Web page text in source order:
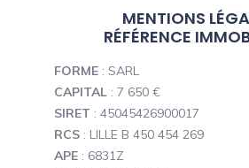
MENTIONS
RÉFÉRENCE
FORME : SARL
CAPITAL : 7 650 €
SIRET : 45045426900017
RCS : LILLE B 450 454 269
APE : 6831Z